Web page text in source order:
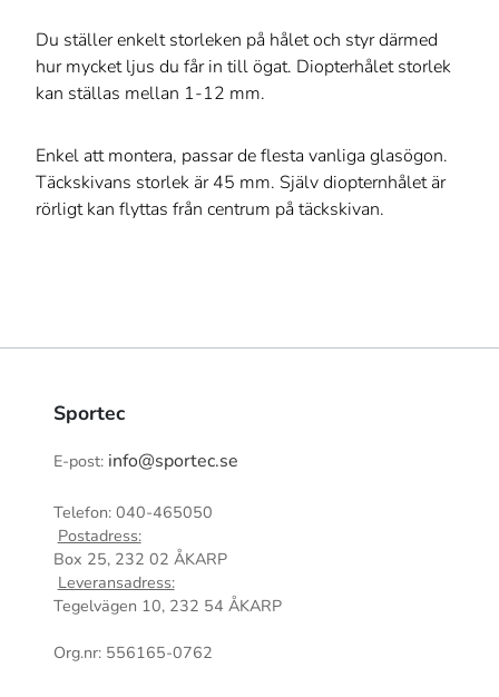
Du ställer enkelt storleken på hålet och styr därmed
hur mycket ljus du får in till ögat. Diopterhålet storlek
kan ställas mellan 1-12 mm.
Enkel att montera, passar de flesta vanliga glasögon.
Täckskivans storlek är 45 mm. Själv diopternhålet är
rörligt kan flyttas från centrum på täckskivan.
Sportec
E-post: info@sportec.se
Telefon: 040-465050
Postadress:
Box 25, 232 02 ÅKARP
Leveransadress:
Tegelvägen 10, 232 54 ÅKARP
Org.nr: 556165-0762